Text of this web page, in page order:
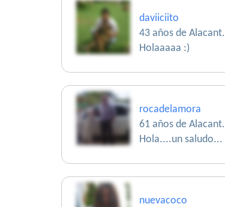
daviiciito
43 años de Alacant.
Holaaaaa :)
rocadelamora
61 años de Alacant.
Hola....un saludo...
nuevacoco